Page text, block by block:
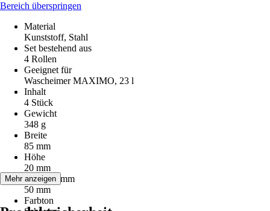
Bereich überspringen
Material
Kunststoff, Stahl
Set bestehend aus
4 Rollen
Geeignet für
Wascheimer MAXIMO, 23 l
Inhalt
4 Stück
Gewicht
348 g
Breite
85 mm
Höhe
20 mm
Länge in mm
50 mm
Farbton
Mehr anzeigen